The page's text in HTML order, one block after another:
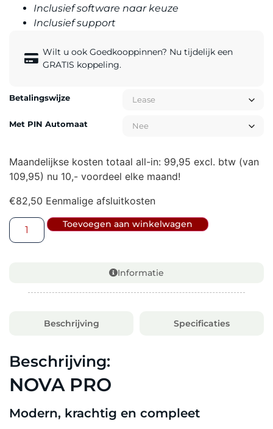
Inclusief software naar keuze
Inclusief support
Wilt u ook Goedkooppinnen? Nu tijdelijk een
GRATIS koppeling.
Betalingswijze
Met PIN Automaat
Maandelijkse kosten totaal all-in: 99,95 excl. btw (van
109,95) nu 10,- voordeel elke maand!
€82,50 Eenmalige afsluitkosten
Toevoegen aan winkelwagen
Informatie
Beschrijving Specificaties
Beschrijving:
NOVA PRO
Modern, krachtig en compleet